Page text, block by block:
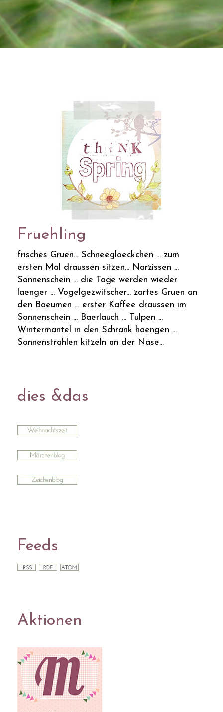
Fruehling
frisches Gruen... Schneegloeckchen ... zum
ersten Mal draussen sitzen... Narzissen ...
Sonnenschein ... die Tage werden wieder
laenger ... Vogelgezwitscher... zartes Gruen an
den Baeumen ... erster Kaffee draussen im
Sonnenschein ... Baerlauch ... Tulpen ...
Wintermantel in den Schrank haengen ...
Sonnenstrahlen kitzeln an der Nase...
dies &das
Feeds
Aktionen